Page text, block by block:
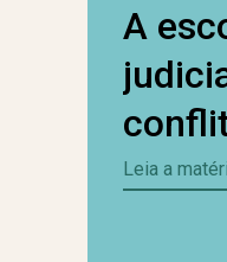
A
Leia a